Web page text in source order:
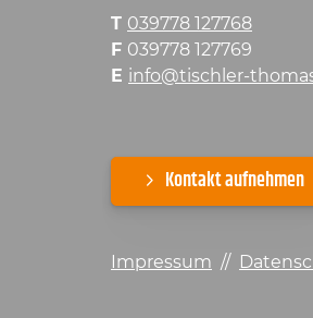
T 039778 127768
F 039778 127769
E info@tischler-
Kontakt aufnehmen
Impressum //